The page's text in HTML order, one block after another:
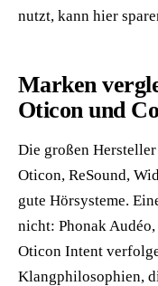
nutzt, kann hier
Marken
Oticon und
Die großen
Oticon, ReSound,
gute Hörsysteme.
nicht: Phonak
Oticon Intent
Klangphilosophien,